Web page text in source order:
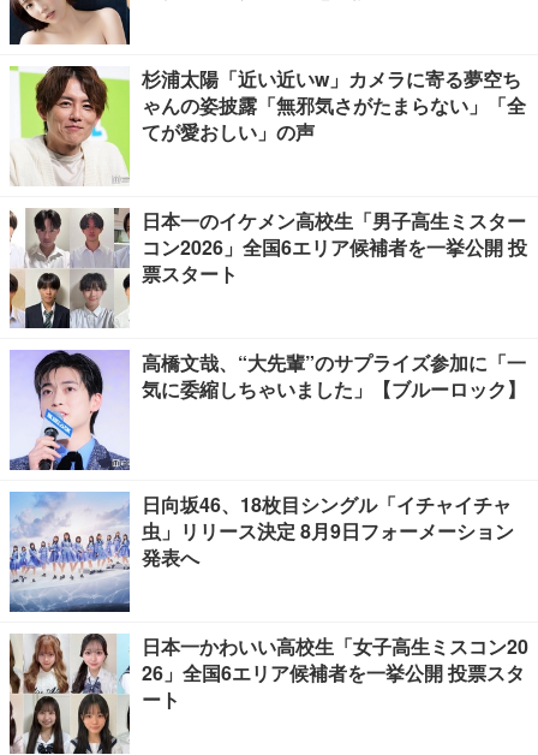
杉浦太陽「近い近いw」カメラに寄る夢空ち
ゃんの姿披露「無邪気さがたまらない」「全
てが愛おしい」の声
日本一のイケメン高校生「男子高生ミスター
コン2026」全国6エリア候補者を一挙公開 投
票スタート
高橋文哉、“大先輩”のサプライズ参加に「一
気に委縮しちゃいました」【ブルーロック】
日向坂46、18枚目シングル「イチャイチャ
虫」リリース決定 8月9日フォーメーション
発表へ
日本一かわいい高校生「女子高生ミスコン20
26」全国6エリア候補者を一挙公開 投票スタ
ート